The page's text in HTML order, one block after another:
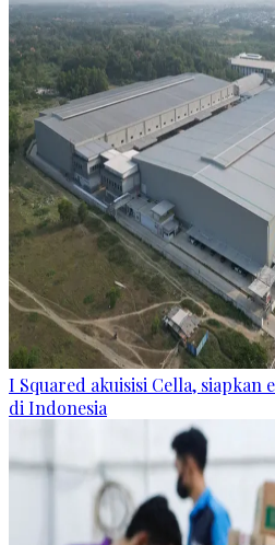
I Squared akuisisi Cella, siapkan
di Indonesia